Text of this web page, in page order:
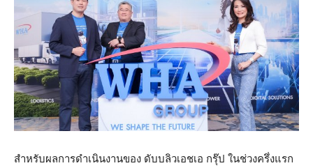
สำหรับผลการดำเนินงานของ ดับบลิวเอชเอ กรุ๊ป ในช่วงครึ่งแรก